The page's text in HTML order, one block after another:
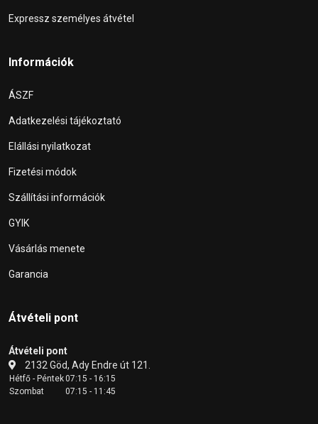
Expressz személyes átvétel
Információk
ÁSZF
Adatkezelési tájékoztató
Elállási nyilatkozat
Fizetési módok
Szállítási információk
GYIK
Vásárlás menete
Garancia
Átvételi pont
Átvételi pont
2132 Göd, Ady Endre út 121.
Hétfő - Péntek07:15 - 16:15
Szombat
07:15 - 11:45